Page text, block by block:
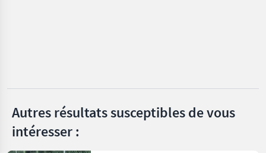
Kuhn
Fella
Autres résultats susceptibles de vous
intéresser :